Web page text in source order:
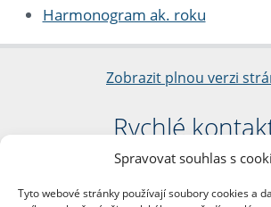
Spravovat souhlas s
Tyto webové stránky používají soubory cookies a
Harmonogram ak. roku
Zobrazit plnou verzi
Rychlé
Filozofická fakulta
nám. Jana Palacha 1/2